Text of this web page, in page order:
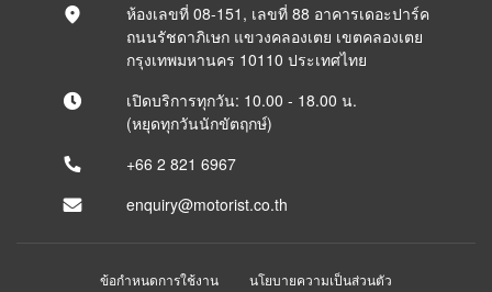
ห้องเลขที่ 08-151, เลขที่ 88 อาคารเดอะปาร์ค
ถนนรัชดาภิเษก แขวงคลองเตย เขตคลองเตย
กรุงเทพมหานคร 10110 ประเทศไทย
เปิดบริการทุกวัน: 10.00 - 18.00 น.
(หยุดทุกวันนักขัตฤกษ์)
+66 2 821 6967
enquiry@motorist.co.th
ข้อกำหนดการใช้งาน นโยบายความเป็นส่วนตัว